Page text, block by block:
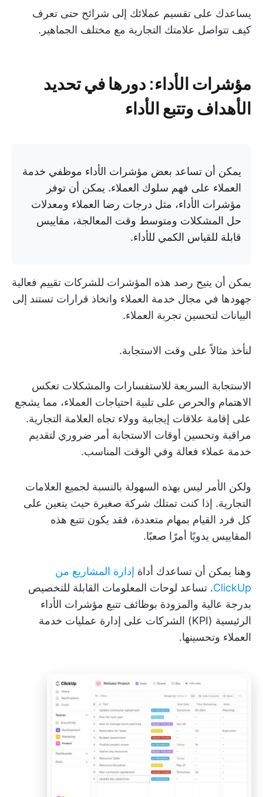
يساعدك على تقسيم عملائك إلى شرائح حتى تعرف
كيف تتواصل علامتك التجارية مع مختلف الجماهير.
مؤشرات الأداء: دورها في تحديد
الأهداف وتتبع الأداء
يمكن أن تساعد بعض مؤشرات الأداء موظفي خدمة
العملاء على فهم سلوك العملاء. يمكن أن توفر
مؤشرات الأداء، مثل درجات رضا العملاء ومعدلات
حل المشكلات ومتوسط وقت المعالجة، مقاييس
قابلة للقياس الكمي للأداء.
يمكن أن يتيح رصد هذه المؤشرات للشركات تقييم فعالية
جهودها في مجال خدمة العملاء واتخاذ قرارات تستند إلى
البيانات لتحسين تجربة العملاء.
لنأخذ مثالاً على وقت الاستجابة.
الاستجابة السريعة للاستفسارات والمشكلات تعكس
الاهتمام والحرص على تلبية احتياجات العملاء، مما يشجع
على إقامة علاقات إيجابية وولاء تجاه العلامة التجارية.
مراقبة وتحسين أوقات الاستجابة أمر ضروري لتقديم
خدمة عملاء فعالة وفي الوقت المناسب.
ولكن الأمر ليس بهذه السهولة بالنسبة لجميع العلامات
التجارية. إذا كنت تمتلك شركة صغيرة حيث يتعين على
كل فرد القيام بمهام متعددة، فقد يكون تتبع هذه
المقاييس يدويًا أمرًا صعبًا.
وهنا يمكن أن تساعدك أداة إدارة المشاريع من
ClickUp. تساعد لوحات المعلومات القابلة للتخصيص
بدرجة عالية والمزودة بوظائف تتبع مؤشرات الأداء
الرئيسية (KPI) الشركات على إدارة عمليات خدمة
العملاء وتحسينها.